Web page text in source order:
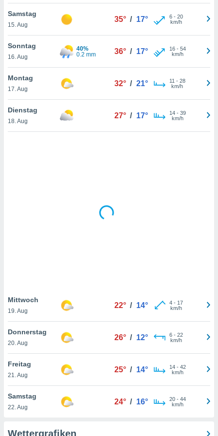
der
weiterhin
nicht
von
und
auf
klicken.
Samstag
15. Aug
35° / 17° 6- 20
km/h
Sonntag
16. Aug
40%
0.2 mm
36° / 17° 16- 54
km/h
Montag
17. Aug
32° / 21° 11 - 28
km/h
Dienstag
18. Aug
27° / 17° 14- 39
km/h
Mittwoch
19. Aug
22° / 14° 4- 17
km/h
Donnerstag
20. Aug
26° / 12° 6- 22
km/h
Freitag
21. Aug
25° / 14° 14- 42
km/h
Samstag
22. Aug
24° / 16° 20- 44
km/h
Wettergrafiken